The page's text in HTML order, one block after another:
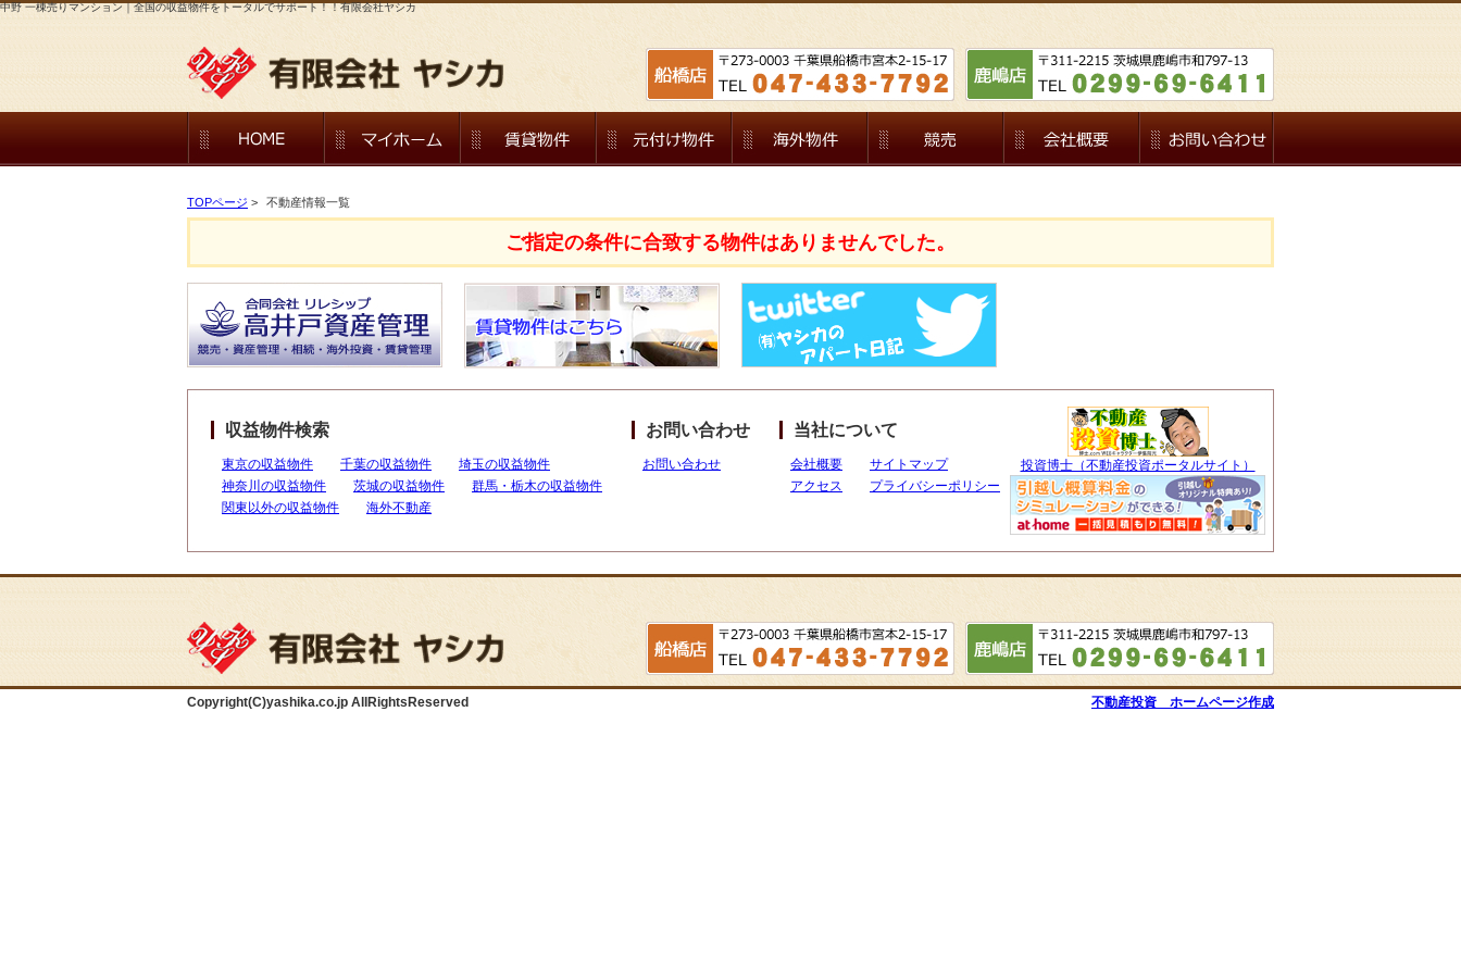
中野 一棟売りマンション｜全国の収益物件をトータルでサポート！！有限会社ヤシカ
TOPページ > 不動産情報一覧
ご指定の条件に合致する物件はありませんでした。
収益物件検索
東京の収益物件 千葉の収益物件
埼玉の収益物件
神奈川の収益物件
茨城の収益物件
群馬・栃木の収益物件
関東以外の収益物件
海外不動産
お問い合わせ
お問い合わせ
当社について
会社概要
サイトマップ
アクセス
プライバシーポリシー
投資博士（不動産投資ポータルサイト）
Copyright(C)yashika.co.jp AllRightsReserved 不動産投資 ホームページ作成